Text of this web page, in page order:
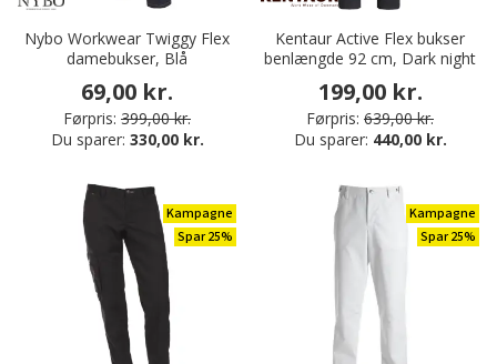
Nybo Workwear Twiggy Flex
damebukser, Blå
69,00 kr.
Førpris: 399,00 kr.
Du sparer: 330,00 kr.
Kentaur Active Flex bukser
benlængde 92 cm, Dark night
199,00 kr.
Førpris: 639,00 kr.
Du sparer: 440,00 kr.
Kampagne
Spar 25%
Kampagne
Spar 25%